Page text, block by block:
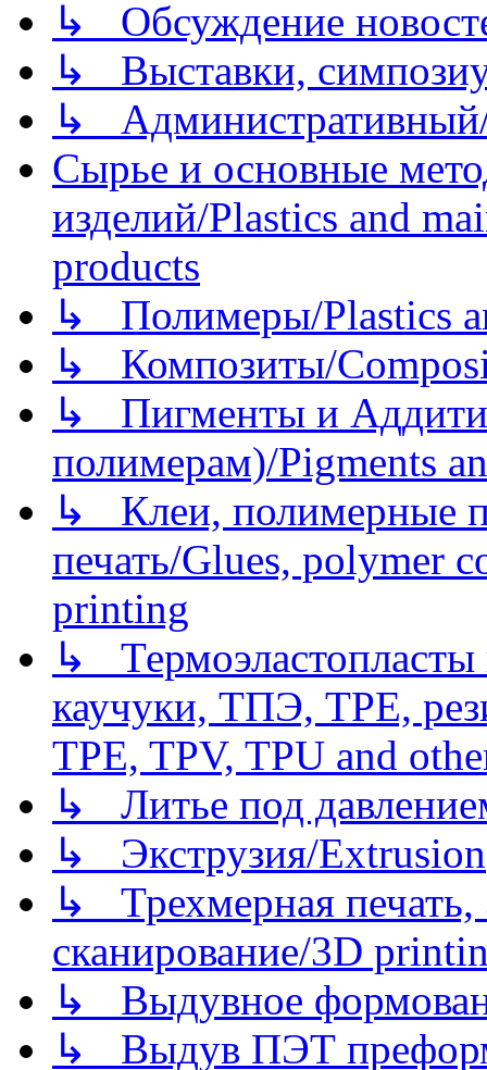
↳ Обсуждение
↳ Выставки,
↳
Сырье и основные
изделий/Plastics and
products
↳ Полимеры/Plastics
↳ Композиты/
↳ Пигменты и
полимерам)/Pigments
↳ Клеи, полимерные
печать/Glues, polymer
printing
↳
каучуки, ТПЭ, TPE,
TPE, TPV, TPU and
↳ Литье под
↳ Экструзия/Extrusion
↳ Трехмерная
сканирование/3D
↳ Выдувное
↳ Выдув ПЭТ